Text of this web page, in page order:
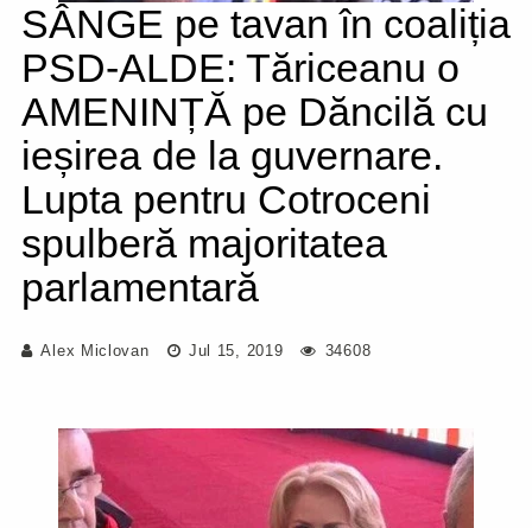
SÂNGE pe tavan în coaliția
PSD-ALDE: Tăriceanu o
AMENINȚĂ pe Dăncilă cu
ieșirea de la guvernare.
Lupta pentru Cotroceni
spulberă majoritatea
parlamentară
Alex Miclovan Jul 15, 2019 34608